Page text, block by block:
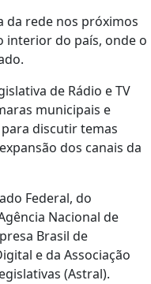
da rede nos próximos
interior do país, onde o
de Rádio e TV
municipais e
discutir temas
dos canais da
Federal, do
Nacional de
Brasil de
e da Associação
(Astral).